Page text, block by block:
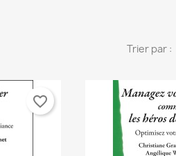
Trier par :
favorite_border